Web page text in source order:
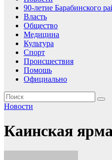
90-летие Барабинского
Власть
Общество
Медицина
Культура
Спорт
Происшествия
Помошь
Официально
Новости
Каинская